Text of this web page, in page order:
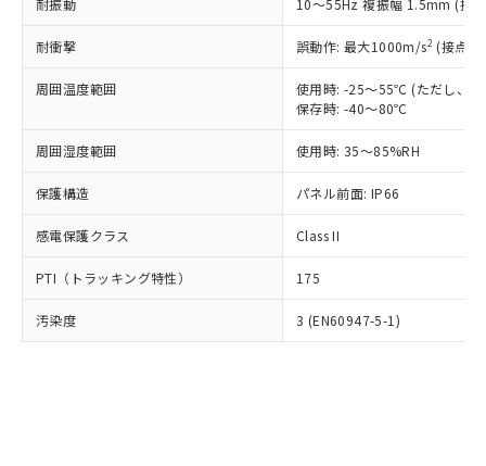
耐振動 10～55Hz 複振幅 1.5mm (接
耐衝撃 誤動作: 最大1000m/s2 (接点
周囲温度範囲
使用時: -25～55℃ (ただし、氷
保存時: -40～80℃
周囲湿度範囲 使用時: 35～85%RH
保護構造 パネル前面: IP66
感電保護クラス Class II
PTI（トラッキング特性） 175
汚染度 3 (EN60947-5-1)
正式な納期状況および標準価格はお客
様のお取引先、またはお客様担当のオ
ムロン制御機器販売店・当社販売員に
オムロン制御機器販売店や当社販売拠
販売ネットワーク
」をご確認
在庫状況および標準価格結果を当社の
事前の承諾なく第三者に漏洩または開
示しないようお願いします。
マイパーツ機能（部品リスト作成サー
ビス）をご利用いただくには、I-Web
メンバーズにご登録されている必要が
お客様が当ウェブサイト上で当社にご
但し、RoHS指令で産業用監視および制御機器に対する
適用除外項目は除く。
フタル酸エステル類の４物質については閾値を超える意
図的な使用がないことを確認しています。
部品在庫の切り替え状況などにより、予定
月が前後することがあります。
※3 非含有証明書ダウンロード
DBP(フタル酸ジブチル) : 1000ppm、 DIBP(フタル酸ジ
イソブチル) : 1000ppm、 BBP(フタル酸ブチルベンジ
DEHP(フタル酸ビス(2-エチルヘキシル)) : 1000ppm
準値以下であることを示します。
「10」：通常の使用状況下において有害物
質が外部に漏えいし、環境に深刻な影響を
及ぼさない年数を意味します。
「－」：未確認です。当社販売部門へお問
全に破砕するなど、違法に輸出されな
いよう必要な手段を講じます。
当社は貴社製品を、核兵器、ミサイ
ル、化学兵器、生物兵器またはその他
武器並びにこれらの製造装置等に一切
当社は、貴社製品を第三者に販売する
場合は、上記1、2および3の内容を当
該第三者に通知します。また当社は、
販売先および販売に係わる関係者が違
法に輸出するおそれがある場合は、取
り引きをいたしません。
一定数には満たないが在庫あり
－
在庫なし(最新の在庫状況につ
いては、お客様のお取引先、ま
たはお客様担当のオムロン制御
機器販売店・当社販売員にご確
空
受注生産機種、また在庫状況の
情報を公開していない機種